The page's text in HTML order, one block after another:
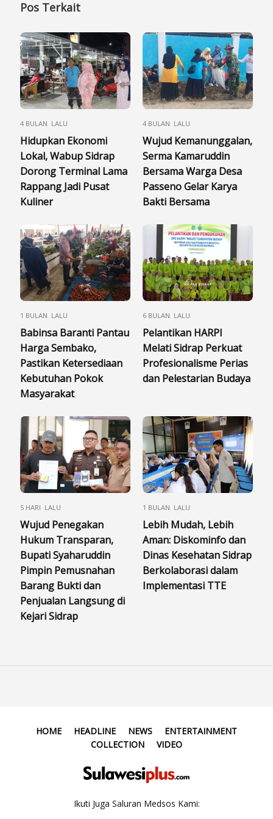
Pos Terkait
4 BULAN LALU
Hidupkan Ekonomi
Lokal, Wabup Sidrap
Dorong Terminal Lama
Rappang Jadi Pusat
Kuliner
4 BULAN LALU
Wujud Kemanunggalan,
Serma Kamaruddin
Bersama Warga Desa
Passeno Gelar Karya
Bakti Bersama
1 BULAN LALU
Babinsa Baranti Pantau
Harga Sembako,
Pastikan Ketersediaan
Kebutuhan Pokok
Masyarakat
6 BULAN LALU
Pelantikan HARPI
Melati Sidrap Perkuat
Profesionalisme Perias
dan Pelestarian Budaya
5 HARI LALU
Wujud Penegakan
Hukum Transparan,
Bupati Syaharuddin
Pimpin Pemusnahan
Barang Bukti dan
Penjualan Langsung di
Kejari Sidrap
1 BULAN LALU
Lebih Mudah, Lebih
Aman: Diskominfo dan
Dinas Kesehatan Sidrap
Berkolaborasi dalam
Implementasi TTE
HOME HEADLINE NEWS
ENTERTAINMENT
COLLECTION
VIDEO
Ikuti Juga Saluran Medsos Kami: